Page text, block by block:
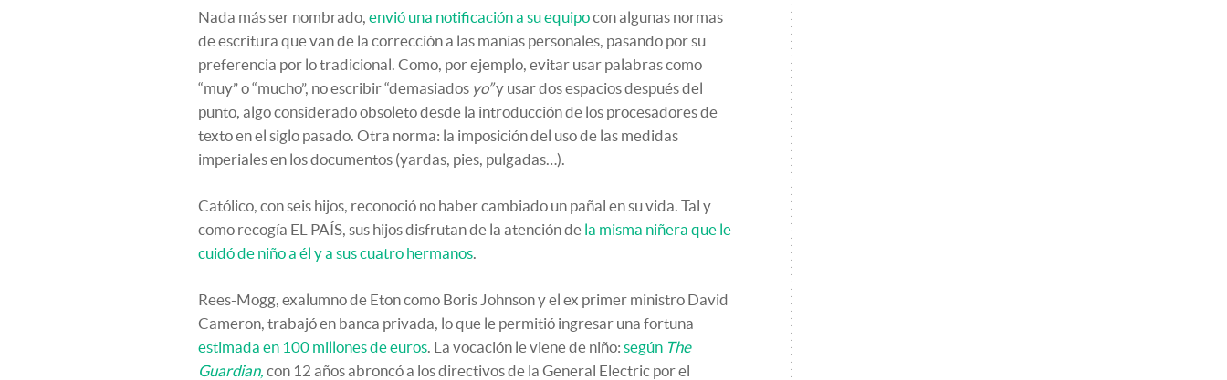
Nada más ser nombrado, envió una notificación a su equipocon algunas normas
de escritura que van de la corrección a las manías personales, pasando por su
preferencia por lo tradicional. Como, por ejemplo, evitar usar palabras como
“muy” o “mucho”, no escribir “demasiados yo”y usar dos espacios después del
punto, algo considerado obsoleto desde la introducción de los procesadores de
texto en el siglo pasado. Otra norma: la imposición del uso de las medidas
imperiales en los documentos (yardas, pies, pulgadas…).
Católico, con seis hijos, reconoció no haber cambiado un pañal en su vida. Tal y
como recogía EL PAÍS, sus hijos disfrutan de la atención de la misma niñera que le
cuidó de niño a él y a sus cuatro hermanos.
Rees-Mogg, exalumno de Eton como Boris Johnson y el ex primer ministro David
Cameron, trabajó en banca privada, lo que le permitió ingresar una fortuna
estimada en 100 millones de euros. La vocación le viene de niño: según The
Guardian, con 12 años abroncó a los directivos de la General Electric por el